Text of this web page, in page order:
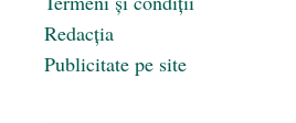
Redacția
Publicitate pe site